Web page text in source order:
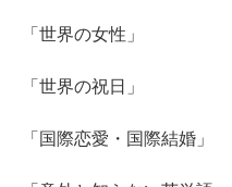
「世界の女性」
「世界の祝日」
「国際恋愛・国際結婚」